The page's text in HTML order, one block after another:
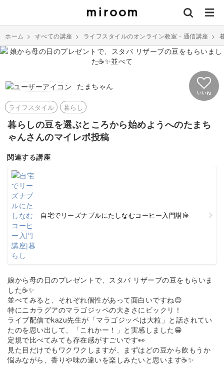
ホーム > すべての講座 > ライフスタイルのオンライン教室・通信講座 >
たまちゃん
いいね
ライフスタイル 暮らし
暮らしの豆を選ぶところから始めようへのたまち
ゃんさんのマイレポ投稿
関連する講座
自宅でリーズナブルにたしなむコーヒー入門講座
娘から母の日のプレゼントで、スタバ リザーブの豆をもらいま
した☕✨
並べてみると、それぞれ個性があって面白いですね😊
特にニカラグアのマラゴジッペの大きさにビックリ！
ライブ配信でkazu先生が「マラゴジッペは大粒」と話されてい
たのを思い出して、「これかー！」と実感しました😁
定規で比べてみても存在感がすごいです👀
見た目だけでもワクワクしますが、まずはどの豆から飲もうか
悩みながら、香りや味の違いを楽しみたいと思います☕✨